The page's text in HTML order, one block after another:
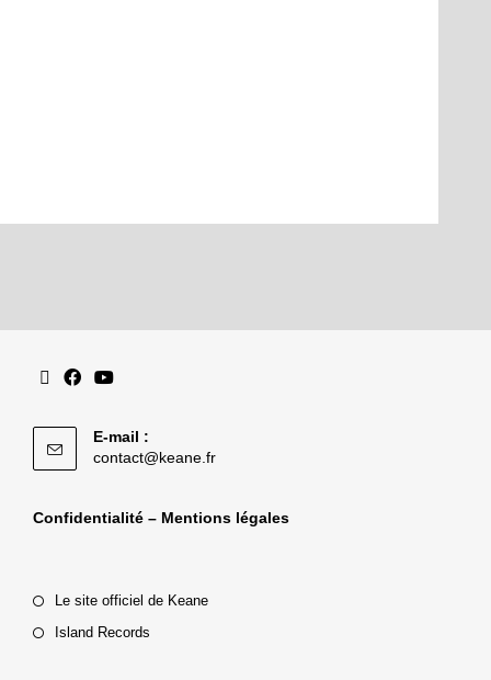
E-mail :
contact@keane.fr
Confidentialité – Mentions légales
Le site officiel de Keane
Island Records